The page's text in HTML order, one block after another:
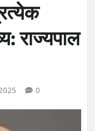
राज्यपाल
0